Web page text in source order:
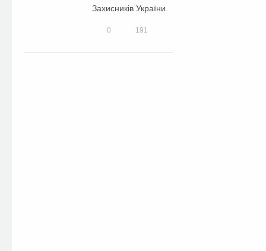
Захисників України.
0 191